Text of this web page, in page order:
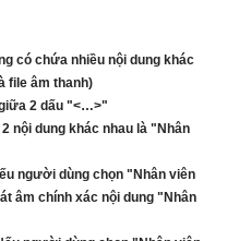
có chứa nhiều nội dung khác
file âm thanh)
2 dấu "<…>"
nội dung khác nhau là "Nhân
người dùng chọn "Nhân viên
âm chính xác nội dung "Nhân